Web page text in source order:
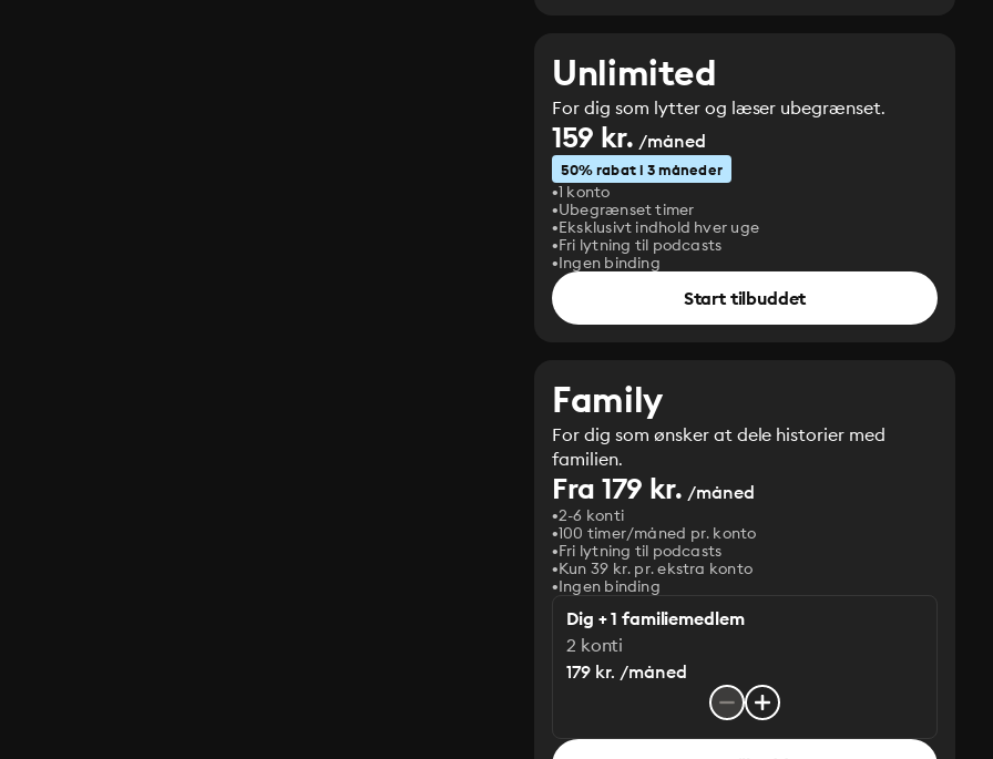
Unlimited
For dig som lytter og læser ubegrænset.
159 kr. /måned
50% rabat i 3 måneder
1 konto
Ubegrænset timer
Eksklusivt indhold hver uge
Fri lytning til podcasts
Ingen binding
Start tilbuddet
Family
For dig som ønsker at dele historier med
familien.
Fra 179 kr. /måned
2-6 konti
100 timer/måned pr. konto
Fri lytning til podcasts
Kun 39 kr. pr. ekstra konto
Ingen binding
Dig + 1 familiemedlem
2 konti
179 kr. /måned